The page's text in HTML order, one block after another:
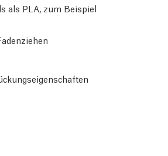
als PLA, zum Beispiel